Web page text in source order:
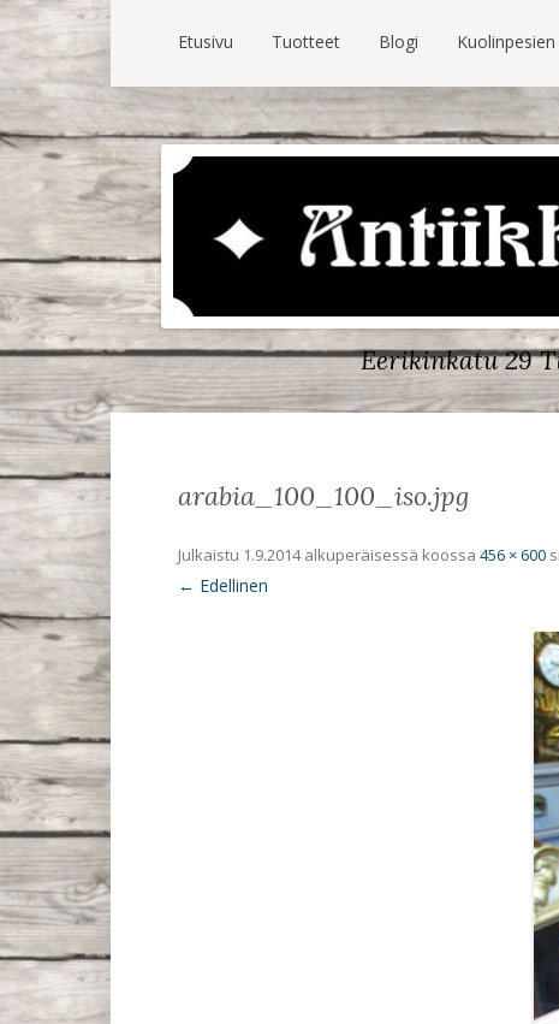
Etusivu Tuotteet Blogi
Eerikinkatu 29
arabia_100_100_iso.jpg
Julkaistu 1.9.2014alkuperäisessä koossa 456 × 600
← Edellinen